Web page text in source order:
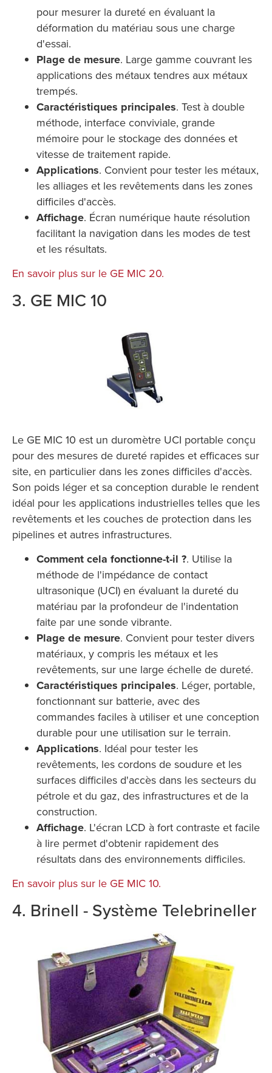
pour mesurer la dureté en évaluant la
déformation du matériau sous une charge
d'essai.
Plage de mesure. Large gamme couvrant les
applications des métaux tendres aux métaux
trempés.
Caractéristiques principales. Test à double
méthode, interface conviviale, grande
mémoire pour le stockage des données et
vitesse de traitement rapide.
Applications. Convient pour tester les métaux,
les alliages et les revêtements dans les zones
difficiles d'accès.
Affichage. Écran numérique haute résolution
facilitant la navigation dans les modes de test
et les résultats.
En savoir plus sur le GE MIC 20.
3. GE MIC 10
Le GE MIC 10 est un duromètre UCI portable conçu
pour des mesures de dureté rapides et efficaces sur
site, en particulier dans les zones difficiles d'accès.
Son poids léger et sa conception durable le rendent
idéal pour les applications industrielles telles que les
revêtements et les couches de protection dans les
pipelines et autres infrastructures.
Comment cela fonctionne-t-il ?. Utilise la
méthode de l'impédance de contact
ultrasonique (UCI) en évaluant la dureté du
matériau par la profondeur de l'indentation
faite par une sonde vibrante.
Plage de mesure. Convient pour tester divers
matériaux, y compris les métaux et les
revêtements, sur une large échelle de dureté.
Caractéristiques principales. Léger, portable,
fonctionnant sur batterie, avec des
commandes faciles à utiliser et une conception
durable pour une utilisation sur le terrain.
Applications. Idéal pour tester les
revêtements, les cordons de soudure et les
surfaces difficiles d'accès dans les secteurs du
pétrole et du gaz, des infrastructures et de la
construction.
Affichage. L'écran LCD à fort contraste et facile
à lire permet d'obtenir rapidement des
résultats dans des environnements difficiles.
En savoir plus sur le GE MIC 10.
4. Brinell - Système Telebrineller